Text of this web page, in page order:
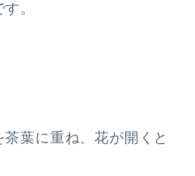
。
葉に重ね、花が開くと